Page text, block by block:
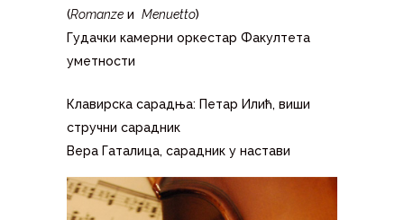
(Romanze и Menuetto)
Гудачки камерни оркестар Факултета
уметности
Клавирска сарадња: Петар Илић, виши
стручни сарадник
Вера Гаталица, сарадник у настави